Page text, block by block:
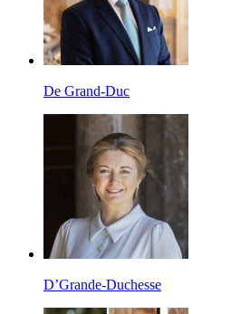
De Grand-Duc
D’Grande-Duchesse